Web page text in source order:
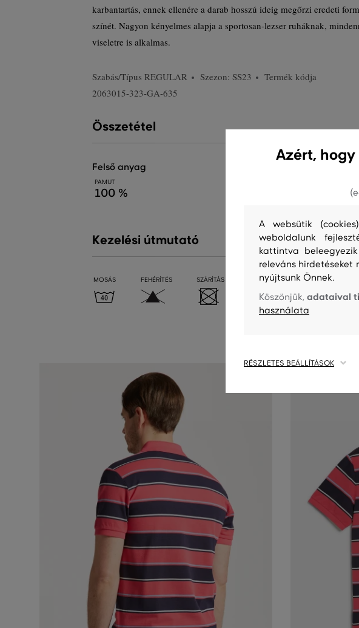
karbantartás, ennek ellenére a darab hosszú ideig megőrzi eredeti
színét. Nagyon kényelmes alapja a sportosan-lezser ruháknak,
viseletre is alkalmas.
Szabás/Típus REGULAR Szezon: SS23
Termék kódja
2063015-323-GA-635
Összetétel
felső anyag
PAMUT
100 %
Kezelési útmutató
MOSÁS FEHÉRÍTÉS SZÁRÍTÁS VASALÁS TISZTÍTÁS
Azért,
A websütik
weboldalunk
kattintva
releváns hirdetéseket
nyújtsunk Önnek.
Köszönjük,adataival
használata
RÉSZLETES BEÁLLÍTÁSOK